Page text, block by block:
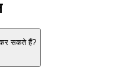
कर सकते हैं?